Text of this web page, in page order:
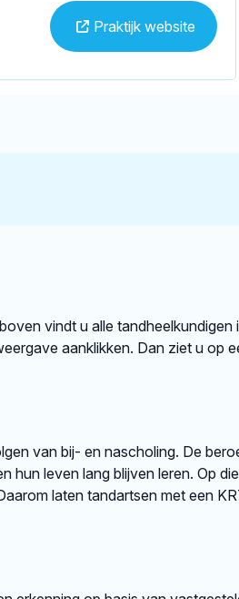
Praktijk website
vindt u alle
aanklikken. Dan ziet u op
van bij- en nascholing. De
hun leven lang blijven leren. Op
laten tandartsen met een